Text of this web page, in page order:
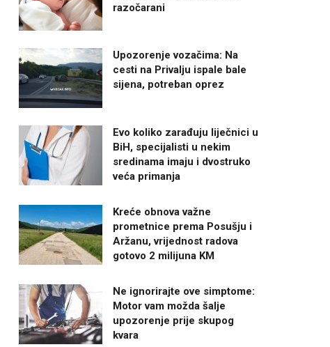
razočarani
Upozorenje vozačima: Na
cesti na Privalju ispale bale
sijena, potreban oprez
Evo koliko zarađuju liječnici u
BiH, specijalisti u nekim
sredinama imaju i dvostruko
veća primanja
Kreće obnova važne
prometnice prema Posušju i
Aržanu, vrijednost radova
gotovo 2 milijuna KM
Ne ignorirajte ove simptome:
Motor vam možda šalje
upozorenje prije skupog
kvara